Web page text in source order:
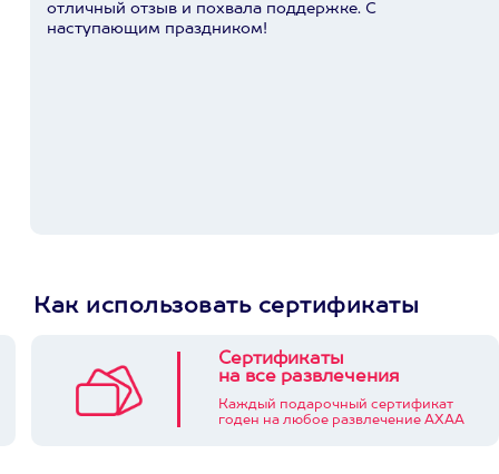
отличный отзыв и похвала поддержке. С
наступающим праздником!
Как использовать сертификаты
Сертификаты
на все развлечения
Каждый подарочный сертификат
годен на любое развлечение АХАА